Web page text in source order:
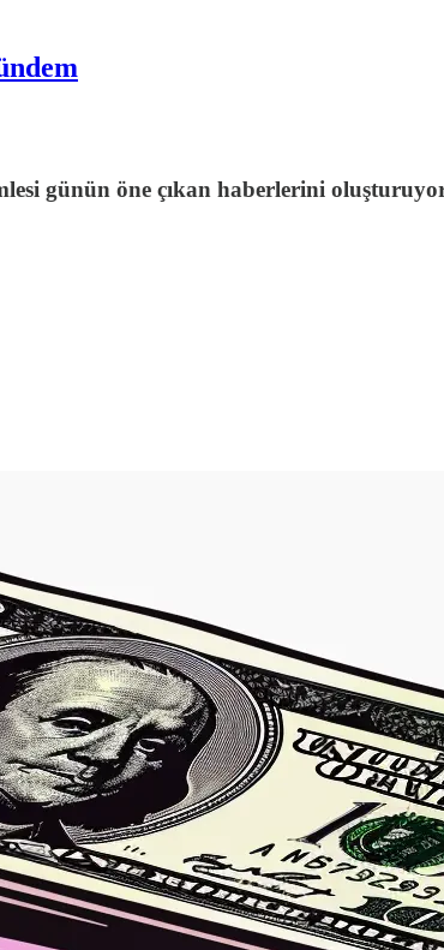
günün öne çıkan haberlerini